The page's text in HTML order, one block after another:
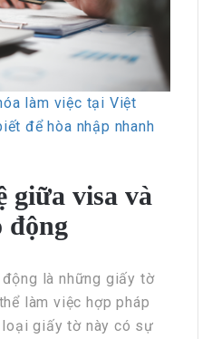
làm việc tại Việt
để hòa nhập nhanh
giữa visa và
động
là những giấy tờ
làm việc hợp pháp
giấy tờ này có sự